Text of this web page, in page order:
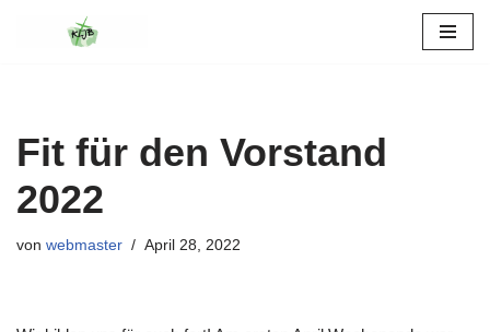
Fit für den Vorstand
2022
von webmaster April 28, 2022